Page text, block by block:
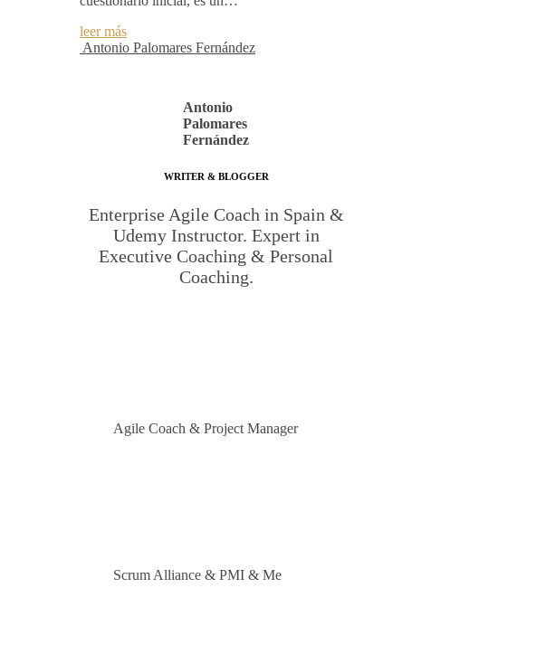
leer más
Antonio Palomares Fernández
Antonio
Palomares
Fernández
WRITER & BLOGGER
Enterprise Agile Coach in Spain &
Udemy Instructor. Expert in
Executive Coaching & Personal
Coaching.
Agile Coach & Project Manager
Scrum Alliance & PMI & Me